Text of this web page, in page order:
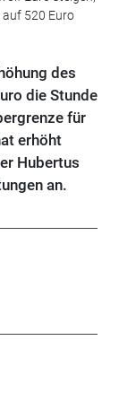
520 Euro
des
die Stunde
für
erhöht
Hubertus
an.